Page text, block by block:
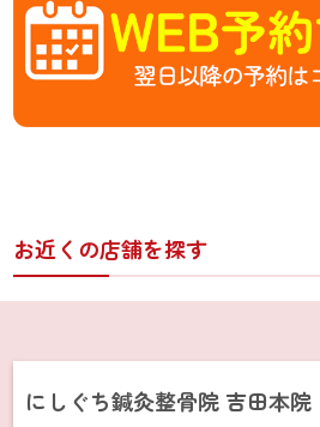
お近くの店舗を探す
にしぐち鍼灸整骨院 吉田本院